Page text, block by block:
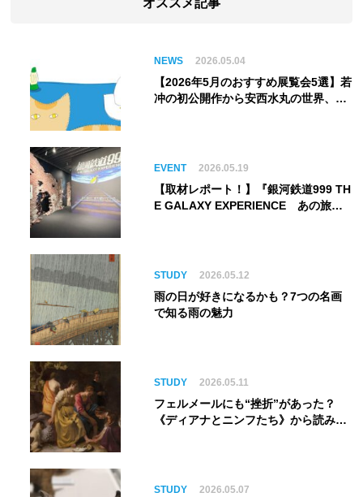
オススメ記事
NEWS 2026.05.04
【2026年5月のおすすめ展覧会5選】若
冲の初公開作から安西水丸の世界、そ
EVENT 2026.05.19
【取材レポート！】『銀河鉄道999 TH
E GALAXY EXPERIENCE あの旅
ム】
STUDY 2026.05.12
雨の日が好きになるかも？7つの名画
で知る雨の魅力
STUDY 2026.05.11
フェルメールにも“挫折”があった？
《ディアナとニンフたち》から読み解
STUDY 2026.05.07